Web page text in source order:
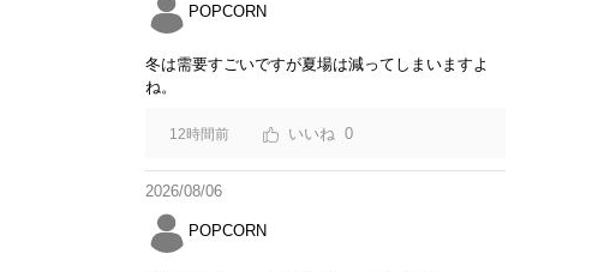
POPCORN
冬は需要すごいですが夏場は減ってしまいますよ
ね。
12時間前 0
2026/08/06
POPCORN